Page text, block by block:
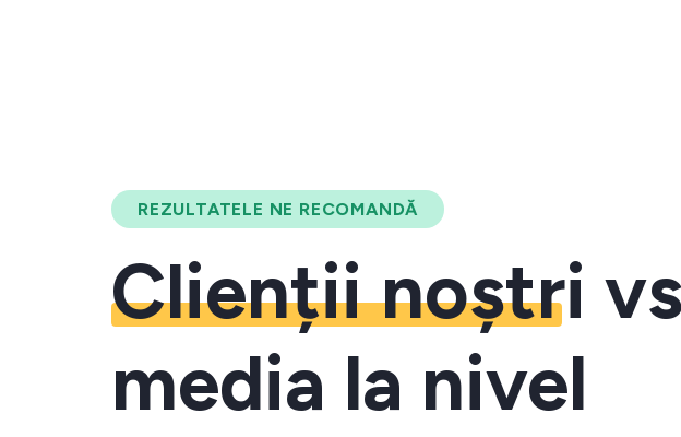
REZULTATELE NE RECOMANDĂ
Clienții noștri vs
media la nivel